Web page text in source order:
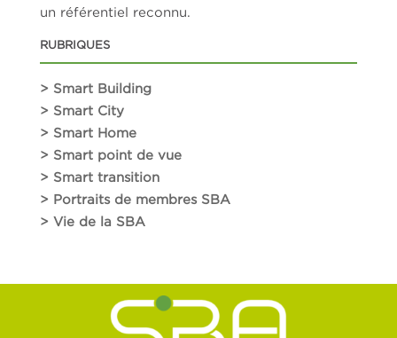
un référentiel reconnu.
RUBRIQUES
> Smart Building
> Smart City
> Smart Home
> Smart point de vue
> Smart transition
> Portraits de membres SBA
> Vie de la SBA